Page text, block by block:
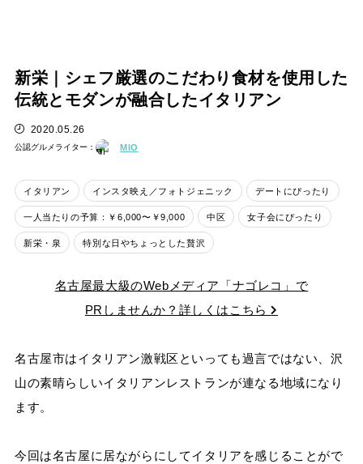
新栄｜シェフ厳選のこだわり食材を使用した
伝統とモダンが融合したイタリアン
2020.05.26
公認グルメライター： MIO
イタリアン インスタ映え／フォトジェニック デートにぴったり
一人当たりの予算：￥6,000〜￥9,000 中区 女子会にぴったり
新栄・泉 特別な日やちょっとした贅沢
名古屋最大級のWebメディア「ナゴレコ」で
PRしませんか？詳しくはこちら
名古屋市はイタリアン激戦区といっても過言ではない、沢
山の素晴らしいイタリアンレストランが連なる地域になり
ます。
今回は名古屋に居ながらにしてイタリアを感じることがで